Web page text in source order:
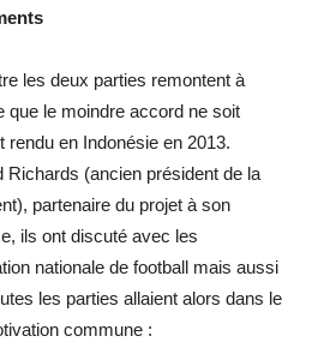
les deux parties remontent à
que le moindre accord ne soit
rendu en Indonésie en 2013.
(ancien président de la
partenaire du projet à son
ils ont discuté avec les
nationale de football mais aussi
les parties allaient alors dans le
commune :